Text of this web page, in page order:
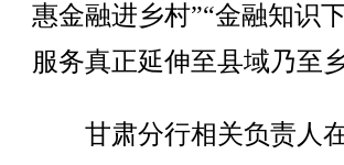
惠金融进乡村”“金融知识
服务真正延伸至县域乃至
甘肃分行相关负责人在